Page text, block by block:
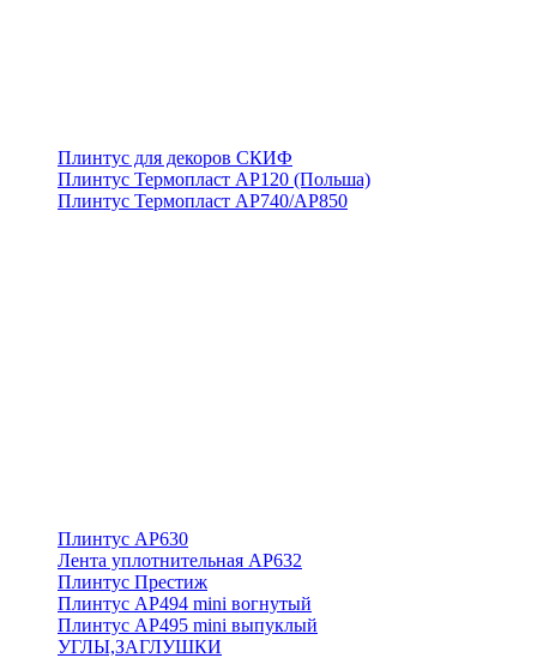
Плинтус для декоров СКИФ
Плинтус Термопласт АР120 (Польша)
Плинтус Термопласт АР740/АР850
Плинтус АР630
Лента уплотнительная АР632
Плинтус Престиж
Плинтус АР494 mini вогнутый
Плинтус АР495 mini выпуклый
УГЛЫ,ЗАГЛУШКИ